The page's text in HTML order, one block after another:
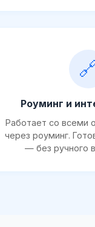
Роуминг и
Работает со всеми
через роуминг.
— без ручного